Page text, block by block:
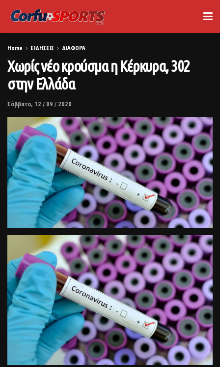
Home ΕΙΔΗΣΕΙΣ ΔΙΑΦΟΡΑ
Χωρίς νέο κρούσμα η Κέρκυρα, 302
στην Ελλάδα
Σάββατο, 12 / 09 / 2020